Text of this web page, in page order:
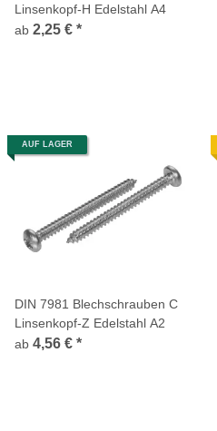
Linsenkopf-H Edelstahl A4
ab 2,25 € *
AUF LAGER
DIN 7981 Blechschrauben C
Linsenkopf-Z Edelstahl A2
ab 4,56 € *